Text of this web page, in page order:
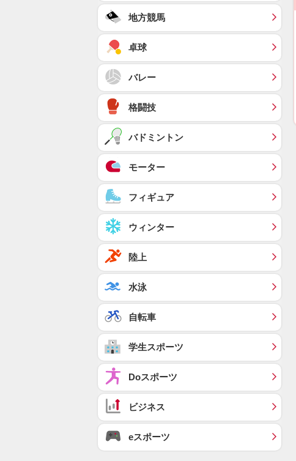
地方競馬
卓球
バレー
格闘技
バドミントン
モーター
フィギュア
ウィンター
陸上
水泳
自転車
学生スポーツ
Doスポーツ
ビジネス
eスポーツ